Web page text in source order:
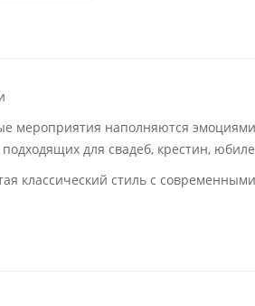
мероприятия наполняются
для свадеб, крестин,
классический стиль с